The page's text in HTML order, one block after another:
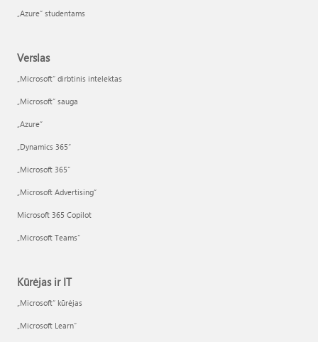
„Azure“ studentams
Verslas
„Microsoft“ dirbtinis intelektas
„Microsoft“ sauga
„Azure”
„Dynamics 365“
„Microsoft 365“
„Microsoft Advertising“
Microsoft 365 Copilot
„Microsoft Teams“
Kūrėjas ir IT
„Microsoft“ kūrėjas
„Microsoft Learn“